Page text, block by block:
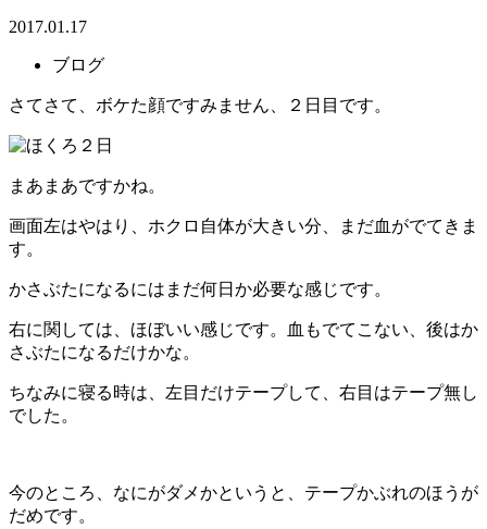
2017.01.17
ブログ
さてさて、ボケた顔ですみません、２日目です。
まあまあですかね。
画面左はやはり、ホクロ自体が大きい分、まだ血がでてきま
す。
かさぶたになるにはまだ何日か必要な感じです。
右に関しては、ほぼいい感じです。血もでてこない、後はか
さぶたになるだけかな。
ちなみに寝る時は、左目だけテープして、右目はテープ無し
でした。
今のところ、なにがダメかというと、テープかぶれのほうが
だめです。